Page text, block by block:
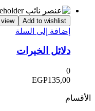
Add to wishlist
إضافة إلى السلة
دلائل الخيرات
0
EGP135,00
الأقسام